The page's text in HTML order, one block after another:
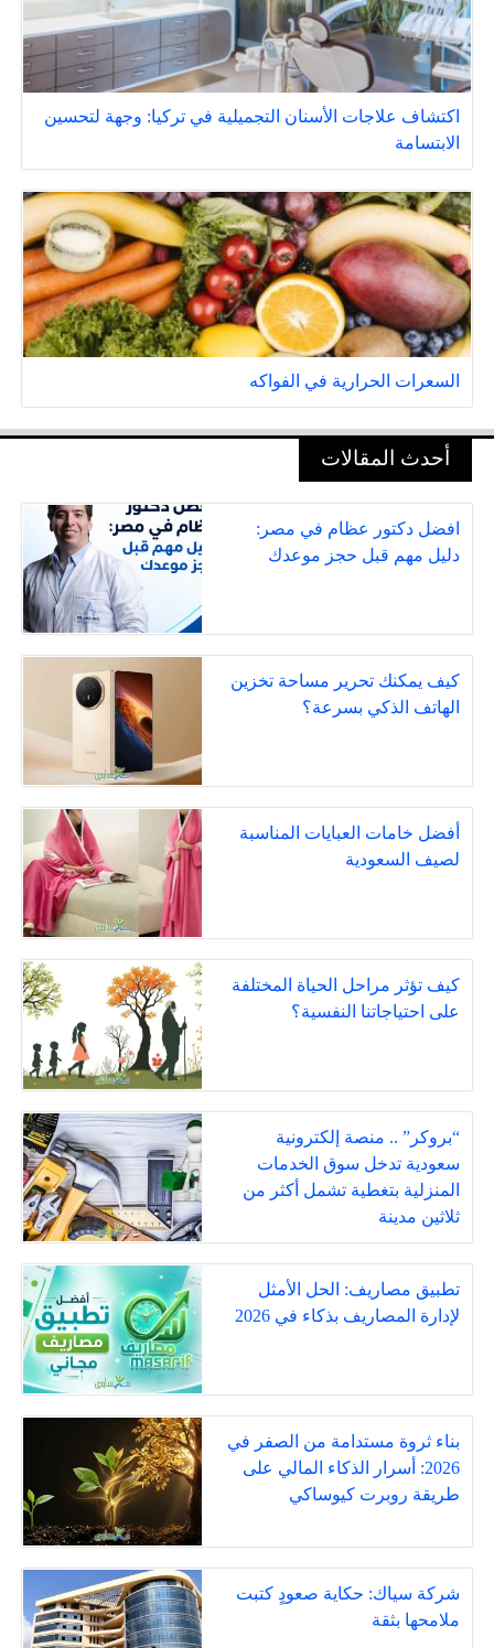
اكتشاف علاجات الأسنان التجميلية في تركيا: وجهة لتحسين
الابتسامة
السعرات الحرارية في الفواكه
أحدث المقالات
افضل دكتور عظام في مصر:
دليل مهم قبل حجز موعدك
كيف يمكنك تحرير مساحة تخزين
الهاتف الذكي بسرعة؟
أفضل خامات العبايات المناسبة
لصيف السعودية
كيف تؤثر مراحل الحياة المختلفة
على احتياجاتنا النفسية؟
“بروكر” .. منصة إلكترونية
سعودية تدخل سوق الخدمات
المنزلية بتغطية تشمل أكثر من
ثلاثين مدينة
تطبيق مصاريف: الحل الأمثل
لإدارة المصاريف بذكاء في 2026
بناء ثروة مستدامة من الصفر في
2026: أسرار الذكاء المالي على
طريقة روبرت كيوساكي
شركة سياك: حكاية صعودٍ كتبت
ملامحها بثقة